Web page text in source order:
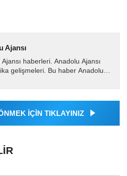
Ajansı
haberleri. Anadolu Ajansı
gelişmeleri. Bu haber Anadolu
İÇİN TIKLAYINIZ